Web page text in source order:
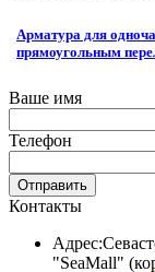
Арматура для
прямоугольным
Ваше имя
Телефон
Отправить
Контакты
Адрес:
"SeaMall"